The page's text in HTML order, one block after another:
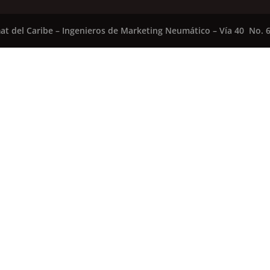
del Caribe – Ingenieros de Marketing Neumático – Vía 40 No.